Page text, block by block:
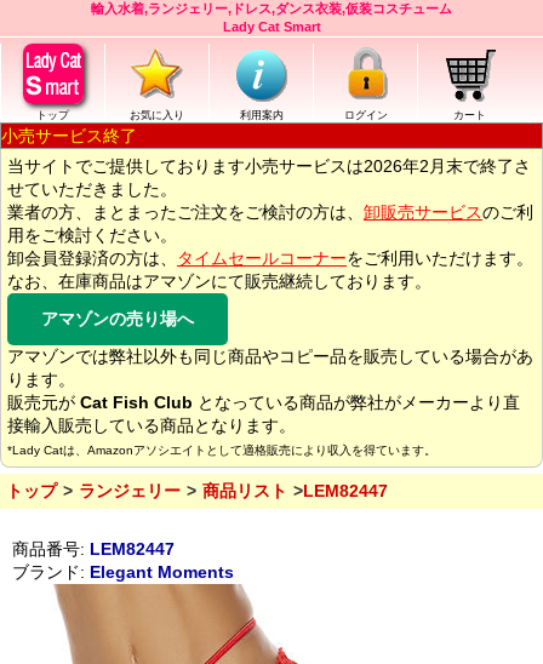
輸入水着,ランジェリー,ドレス,ダンス衣装,仮装コスチューム
Lady Cat Smart
トップ お気に入り 利用案内 ログイン カート
小売サービス終了
当サイトでご提供しております小売サービスは2026年2月末で終了さ
せていただきました。
業者の方、まとまったご注文をご検討の方は、 卸販売サービスのご利
用をご検討ください。
卸会員登録済の方は、
タイムセールコーナーをご利用いただけます。
なお、在庫商品はアマゾンにて販売継続しております。
アマゾンの売り場へ
アマゾンでは弊社以外も同じ商品やコピー品を販売している場合があ
ります。
販売元が Cat Fish Club となっている商品が弊社がメーカーより直
接輸入販売している商品となります。
*Lady Catは、Amazonアソシエイトとして適格販売により収入を得ています。
トップ ランジェリー 商品リスト LEM82447
商品番号: LEM82447
ブランド: Elegant Moments